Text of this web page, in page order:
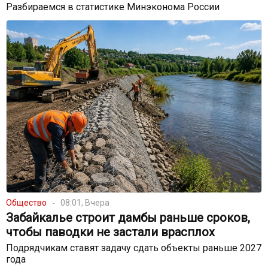
Разбираемся в статистике Минэконома России
Общество 08:01, Вчера
Забайкалье строит дамбы раньше сроков,
чтобы паводки не застали врасплох
Подрядчикам ставят задачу сдать объекты раньше 2027
года